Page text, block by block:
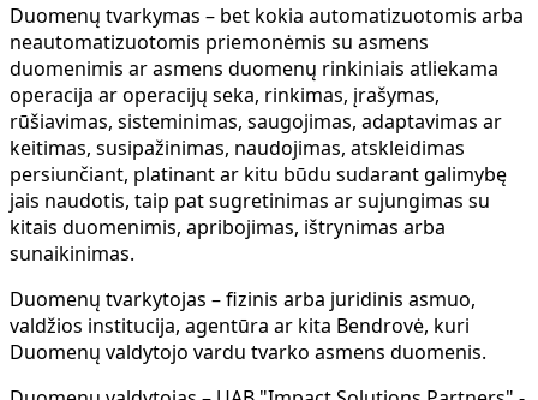
Duomenų tvarkymas – bet kokia automatizuotomis arba
neautomatizuotomis priemonėmis su asmens
duomenimis ar asmens duomenų rinkiniais atliekama
operacija ar operacijų seka, rinkimas, įrašymas,
rūšiavimas, sisteminimas, saugojimas, adaptavimas ar
keitimas, susipažinimas, naudojimas, atskleidimas
persiunčiant, platinant ar kitu būdu sudarant galimybę
jais naudotis, taip pat sugretinimas ar sujungimas su
kitais duomenimis, apribojimas, ištrynimas arba
sunaikinimas.
Duomenų tvarkytojas – fizinis arba juridinis asmuo,
valdžios institucija, agentūra ar kita Bendrovė, kuri
Duomenų valdytojo vardu tvarko asmens duomenis.